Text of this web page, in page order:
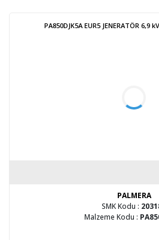
PA850DJK5A EUR5 JENERATÖR 6,9
PALMERA
SMK Kodu :
Malzeme Kodu :